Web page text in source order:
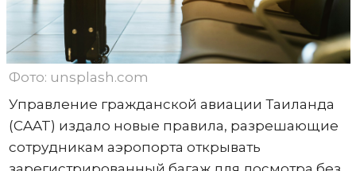
Фото: unsplash.com
Управление гражданской авиации Таиланда
(CAAT) издало новые правила, разрешающие
сотрудникам аэропорта открывать